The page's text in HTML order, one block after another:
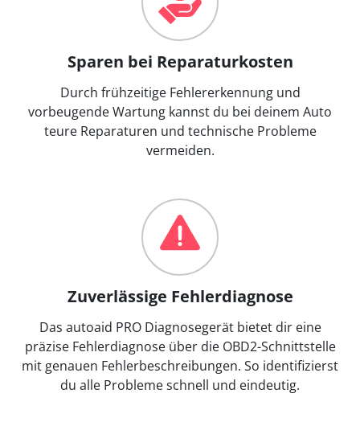
Sparen bei Reparaturkosten
Durch frühzeitige Fehlererkennung und
vorbeugende Wartung kannst du bei deinem Auto
teure Reparaturen und technische Probleme
vermeiden.
Zuverlässige Fehlerdiagnose
Das autoaid PRO Diagnosegerät bietet dir eine
präzise Fehlerdiagnose über die OBD2-Schnittstelle
mit genauen Fehlerbeschreibungen. So identifizierst
du alle Probleme schnell und eindeutig.